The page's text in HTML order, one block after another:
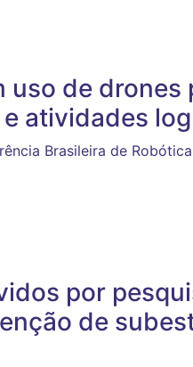
uso de drones
atividades
Brasileira de
por
de